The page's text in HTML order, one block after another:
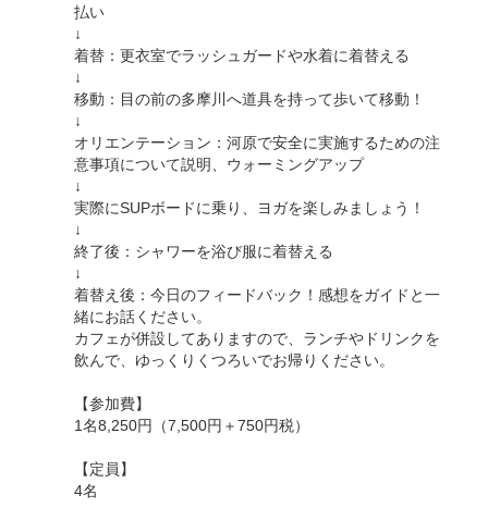
払い
↓
着替：更衣室でラッシュガードや水着に着替える
↓
移動：目の前の多摩川へ道具を持って歩いて移動！
↓
オリエンテーション：河原で安全に実施するための注
意事項について説明、ウォーミングアップ
↓
実際にSUPボードに乗り、ヨガを楽しみましょう！
↓
終了後：シャワーを浴び服に着替える
↓
着替え後：今日のフィードバック！感想をガイドと一
緒にお話ください。
カフェが併設してありますので、ランチやドリンクを
飲んで、ゆっくりくつろいでお帰りください。
【参加費】
1名8,250円（7,500円＋750円税）
【定員】
4名